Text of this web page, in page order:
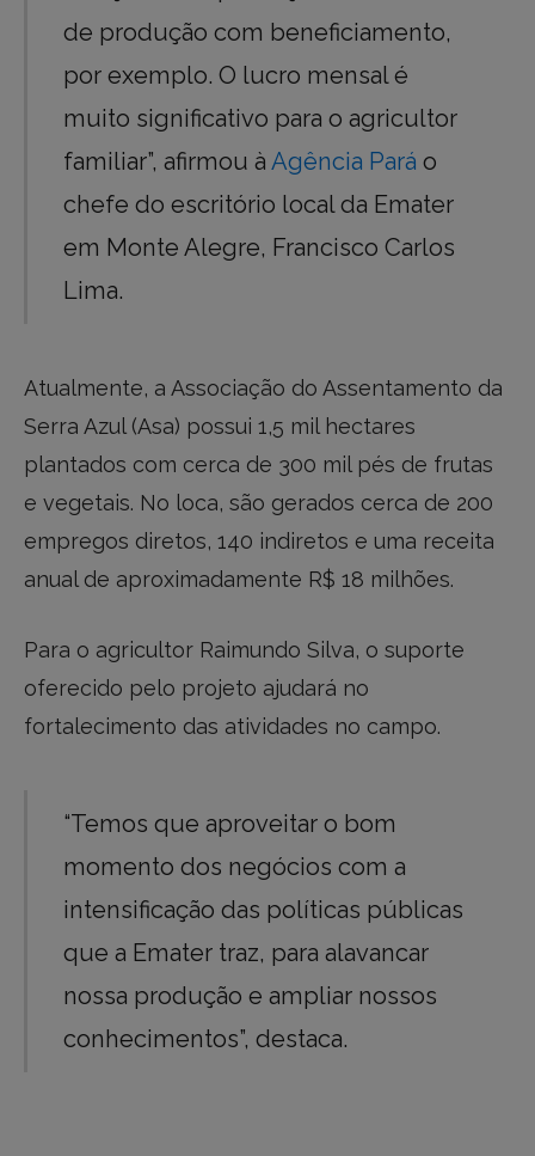
de produção com beneficiamento,
por exemplo. O lucro mensal é
muito significativo para o agricultor
familiar”, afirmou àAgência Pará o
chefe do escritório local da Emater
em Monte Alegre, Francisco Carlos
Lima.
Atualmente, a Associação do Assentamento da
Serra Azul (Asa) possui 1,5 mil hectares
plantados com cerca de 300 mil pés de frutas
e vegetais. No loca, são gerados cerca de 200
empregos diretos, 140 indiretos e uma receita
anual de aproximadamente R$ 18 milhões.
Para o agricultor Raimundo Silva, o suporte
oferecido pelo projeto ajudará no
fortalecimento das atividades no campo.
“Temos que aproveitar o bom
momento dos negócios com a
intensificação das políticas públicas
que a Emater traz, para alavancar
nossa produção e ampliar nossos
conhecimentos”, destaca.